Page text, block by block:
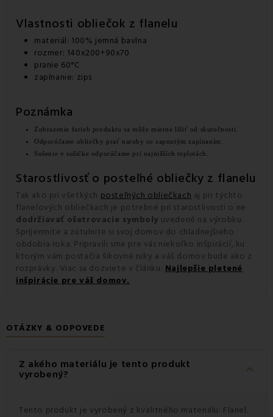
Vlastnosti obliečok z flanelu
materiál: 100% jemná bavlna
rozmer: 140x200+90x70
pranie 60°C
zapínanie: zips
Poznámka
Zobrazenie farieb produktu sa môže mierne líšiť od skutočnosti.
Odporúčame obliečky prať naruby so zapnutým zapínaním.
Sušenie v sušičke odporúčame pri najnižších teplotách.
Starostlivosť o posteľné obliečky z flanelu
Tak ako pri všetkých posteľných obliečkach aj pri týchto
flanelových obliečkach je potrebné pri starostlivosti o ne
dodržiavať ošetrovacie symboly uvedené na výrobku.
Spríjemnite a zútulnite si svoj domov do chladnejšieho
obdobia roka. Pripravili sme pre vás niekoľko inšpirácií, ku
ktorým vám postačia šikovné ruky a váš domov bude ako z
rozprávky. Viac sa dozviete v článku: Najlepšie pletené
inšpirácie pre váš domov.
OTÁZKY & ODPOVEDE
Z akého materiálu je tento produkt
vyrobený? keyboard_arrow_down
Tento produkt je vyrobený z kvalitného materiálu: Flanel.